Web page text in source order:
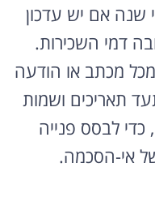
שנה אם יש עדכון
דמי השכירות.
מכתב או הודעה
תאריכים ושמות
כדי לבסס פנייה
אי-הסכמה.